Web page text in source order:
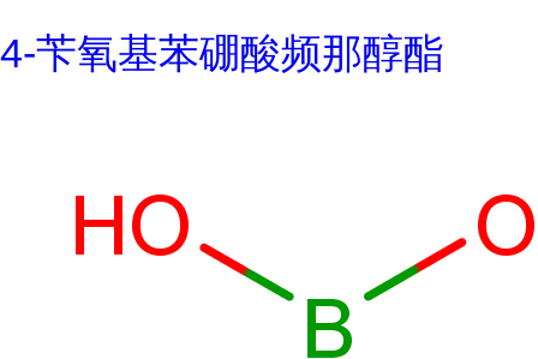
4-苄氧基苯硼酸频那醇酯